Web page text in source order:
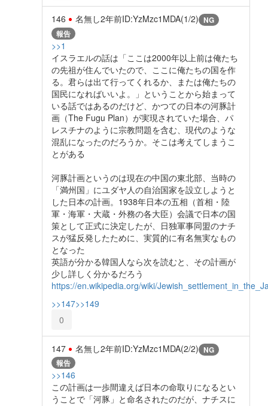
146 名無し2年前ID:YzMzc1MDA(1/2) NG
報告
>>1
イスラエルの話は「ここは2000年以上前は俺たち
の先祖が住んでいたので、ここに俺たちの国を作
る。君らは出て行ってくれるか、または俺たちの
国民になればいいよ。」ということから始まって
いる話ではあるのだけど、かつての日本の河豚計
画（The Fugu Plan）が実現されていた場合、パ
レスチナのように宗教問題を含む、現代のような
混乱になったのだろうか。そこは考えてしまうこ
とがある
河豚計画というのは現在の中国の東北部、当時の
「満州国」にユダヤ人の自治国家を設立しようと
した日本の計画。1938年日本の五相（首相・陸
軍・海軍・大蔵・外務の各大臣）会議で日本の国
策として正式に決定したが、日独軍事同盟のナチ
スが猛反発したために、実質的に有名無実なもの
となった
英語が分かる韓国人なら次を読むと、その計画が
少し詳しく分かるだろう
https://en.wikipedia.org/wiki/
>>147>>149
0
147 名無し2年前ID:YzMzc1MDA(2/2) NG
報告
>>146
この計画は一歩間違えば日本の命取りになるとい
うことで「河豚」と命名されたのだが、ナチスに